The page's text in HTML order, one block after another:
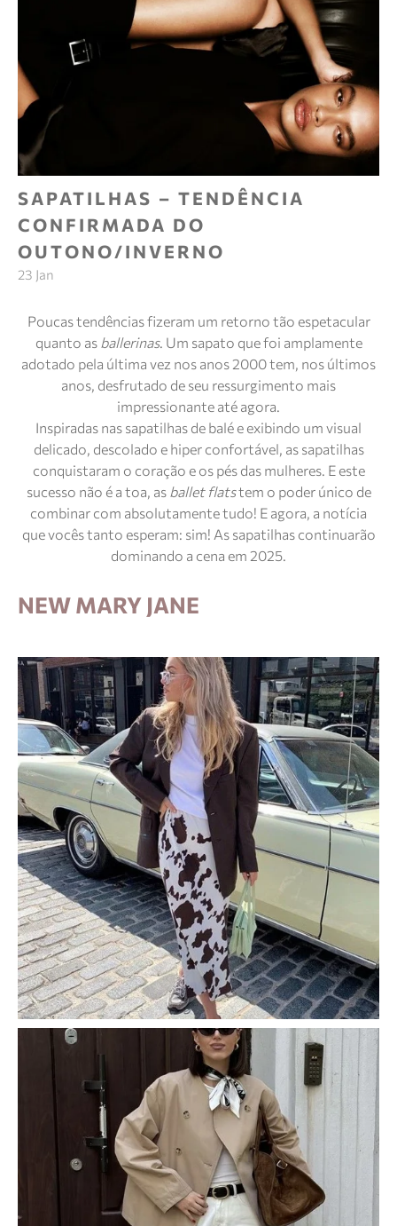
SAPATILHAS – TENDÊNCIA
CONFIRMADA DO
OUTONO/INVERNO
23 Jan
Poucas tendências fizeram um retorno tão espetacular
quanto as ballerinas. Um sapato que foi amplamente
adotado pela última vez nos anos 2000 tem, nos últimos
anos, desfrutado de seu ressurgimento mais
impressionante até agora.
Inspiradas nas sapatilhas de balé e exibindo um visual
delicado, descolado e hiper confortável, as sapatilhas
conquistaram o coração e os pés das mulheres. E este
sucesso não é a toa, as ballet flatstem o poder único de
combinar com absolutamente tudo! E agora, a notícia
que vocês tanto esperam: sim! As sapatilhas continuarão
dominando a cena em 2025.
NEW MARY JANE